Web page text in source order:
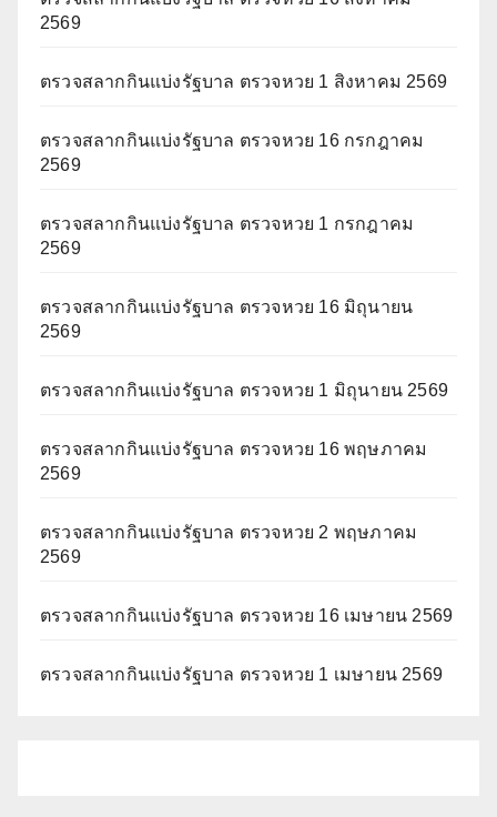
2569
ตรวจสลากกินแบ่งรัฐบาล ตรวจหวย 1 สิงหาคม 2569
ตรวจสลากกินแบ่งรัฐบาล ตรวจหวย 16 กรกฎาคม
2569
ตรวจสลากกินแบ่งรัฐบาล ตรวจหวย 1 กรกฎาคม
2569
ตรวจสลากกินแบ่งรัฐบาล ตรวจหวย 16 มิถุนายน
2569
ตรวจสลากกินแบ่งรัฐบาล ตรวจหวย 1 มิถุนายน 2569
ตรวจสลากกินแบ่งรัฐบาล ตรวจหวย 16 พฤษภาคม
2569
ตรวจสลากกินแบ่งรัฐบาล ตรวจหวย 2 พฤษภาคม
2569
ตรวจสลากกินแบ่งรัฐบาล ตรวจหวย 16 เมษายน 2569
ตรวจสลากกินแบ่งรัฐบาล ตรวจหวย 1 เมษายน 2569